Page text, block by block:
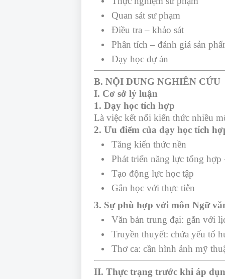
Quan sát sư phạm
Điều tra – khảo sát
Phân tích – đánh giá sản
Dạy học dự án
B. NỘI DUNG NGHIÊN CỨU
I. Cơ sở lý luận
1. Dạy học tích hợp
Là việc kết nối kiến thức nhiều
2. Ưu điểm của dạy học tích
Tăng kiến thức nền
Phát triển năng lực tổng hợp
Tạo động lực học tập
Gắn học với thực tiễn
3. Sự phù hợp với môn Ngữ
Văn bản trung đại: gắn với
Truyền thuyết: chứa yếu tố
Thơ ca: cần hình ảnh mỹ
II. Thực trạng trước khi áp